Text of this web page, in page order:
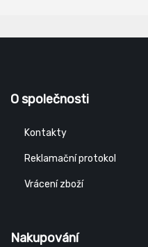
O společnosti
Kontakty
Reklamační protokol
Vrácení zboží
Nakupování